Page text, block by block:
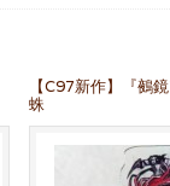
【C97新作】『鵺
蛛